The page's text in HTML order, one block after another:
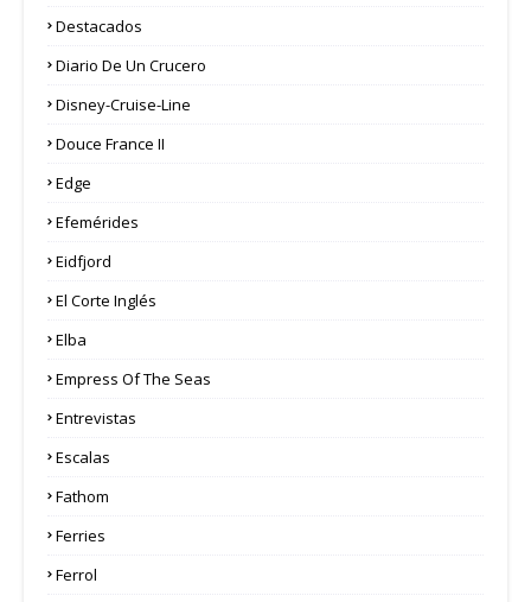
Destacados
Diario De Un Crucero
Disney-Cruise-Line
Douce France II
Edge
Efemérides
Eidfjord
El Corte Inglés
Elba
Empress Of The Seas
Entrevistas
Escalas
Fathom
Ferries
Ferrol